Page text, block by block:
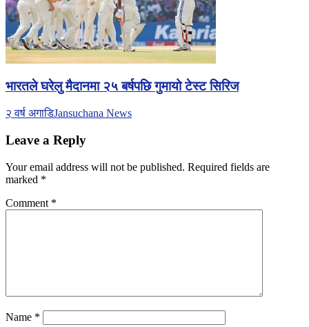
भारतले घरेलु मैदानमा २५ बर्षपछि गुमायो टेस्ट सिरिज
२ वर्ष अगाडिJansuchana News
Leave a Reply
Your email address will not be published. Required fields are
marked *
Comment *
Name *